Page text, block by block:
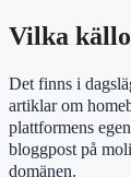
Vilka
Det finns i
artiklar om
plattformens
bloggpost på
domänen.